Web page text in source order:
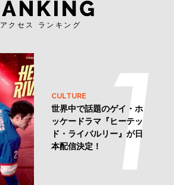
アクセス ランキング
CULTURE
世界中で話題のゲイ・ホ
ッケードラマ『ヒーテッ
ド・ライバルリー』が日
本配信決定！